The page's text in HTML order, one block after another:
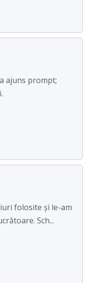
ajuns prompt;
folosite și le-am
Sch...